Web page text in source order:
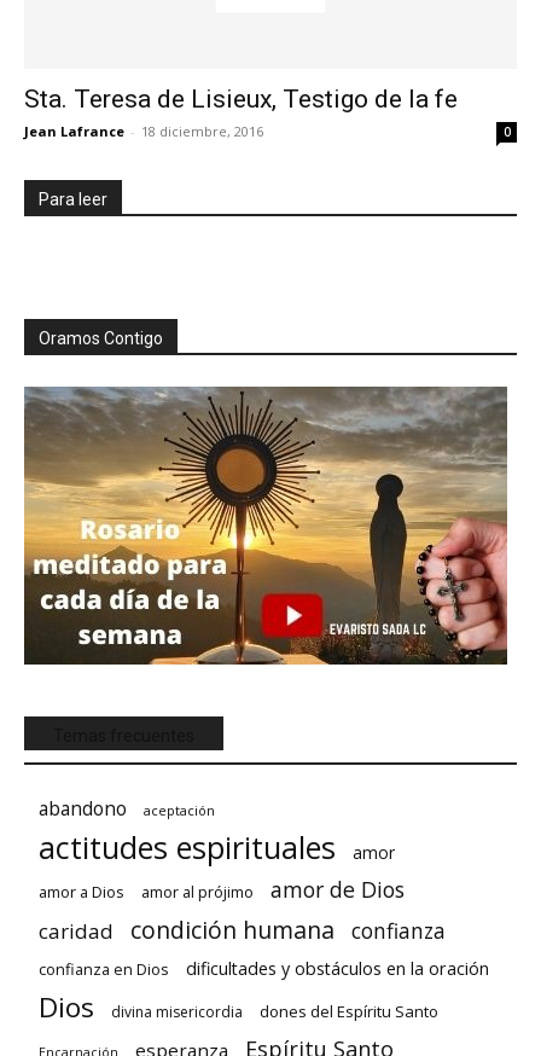
Sta. Teresa de Lisieux, Testigo de la fe
Jean Lafrance - 18 diciembre, 2016 0
Para leer
Oramos Contigo
abandono aceptación
actitudes espirituales amor
amor a Dios amor al prójimo amor de Dios
caridad condición humana confianza
confianza en Dios dificultades y obstáculos en la oración
Dios divina misericordia dones del Espíritu Santo
esperanza Espíritu Santo